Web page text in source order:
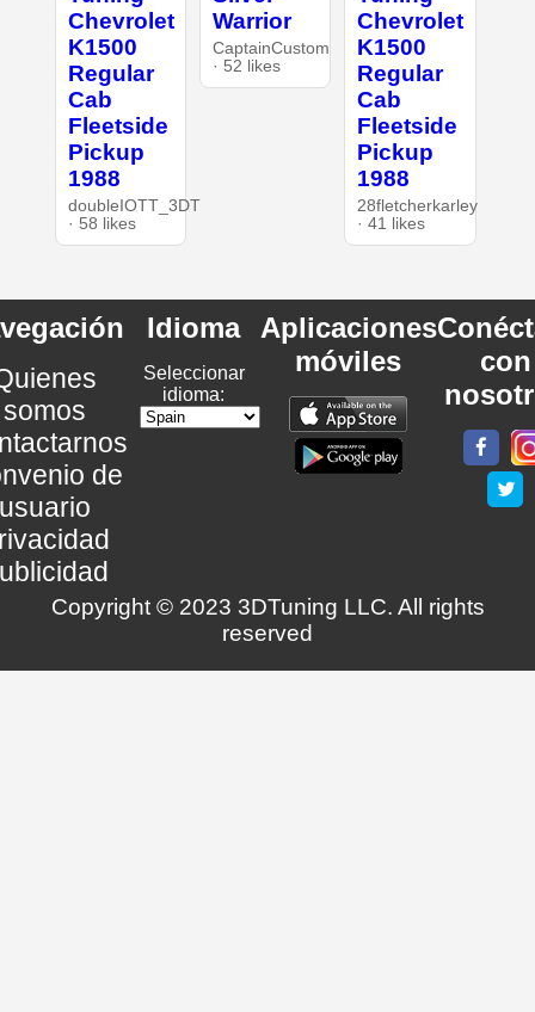
Chevrolet
K1500
Regular
Cab
Fleetside
Pickup
1988
doubleIOTT_3DT
· 58 likes
Warrior
CaptainCustom
· 52 likes
Chevrolet
K1500
Regular
Cab
Fleetside
Pickup
1988
28fletcherkarley
· 41 likes
somos
de
Idioma
Seleccionar
idioma:
Aplicaciones
móviles
con
Copyright © 2023 3DTuning LLC. All rights
reserved